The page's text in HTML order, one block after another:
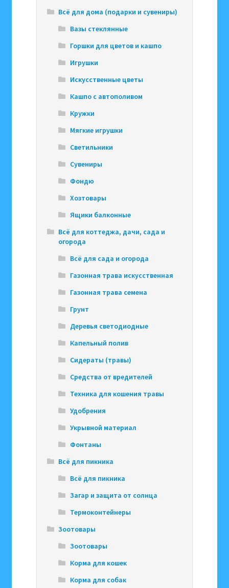
Всё для дома (подарки и сувениры)
Вазы стеклянные
Горшки для цветов и кашпо
Игрушки
Искусственные цветы
Кашпо с автополивом
Кружки
Мягкие игрушки
Светильники
Сувениры
Фондю
Хозтовары
Ящики балконные
Всё для коттеджа, дачи, сада и
огорода
Всё для сада и огорода
Газонная трава искусственная
Газонная трава семена
Грунт
Деревья светодиодные
Капельный полив
Сидераты (травы)
Средства от вредителей
Техника для кошения травы
Удобрения
Укрывной материал
Фонтаны
Всё для пикника
Всё для пикника
Загар и защита от солнца
Термоконтейнеры
Зоотовары
Зоотовары
Корма для кошек
Корма для собак